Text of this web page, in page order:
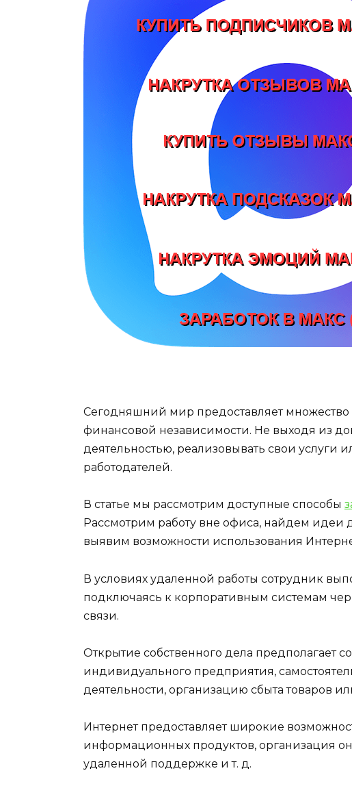
Сегодняшний мир предоставляет
финансовой независимости. Не выходя из
деятельностью, реализовывать свои услуги
работодателей.
В статье мы рассмотрим доступные способы
Рассмотрим работу вне офиса, найдем идеи
выявим возможности использования
В условиях удаленной работы сотрудник
подключаясь к корпоративным системам
связи.
Открытие собственного дела предполагает
индивидуального предприятия,
деятельности, организацию сбыта товаров
Интернет предоставляет широкие
информационных продуктов, организация
удаленной поддержке и т. д.